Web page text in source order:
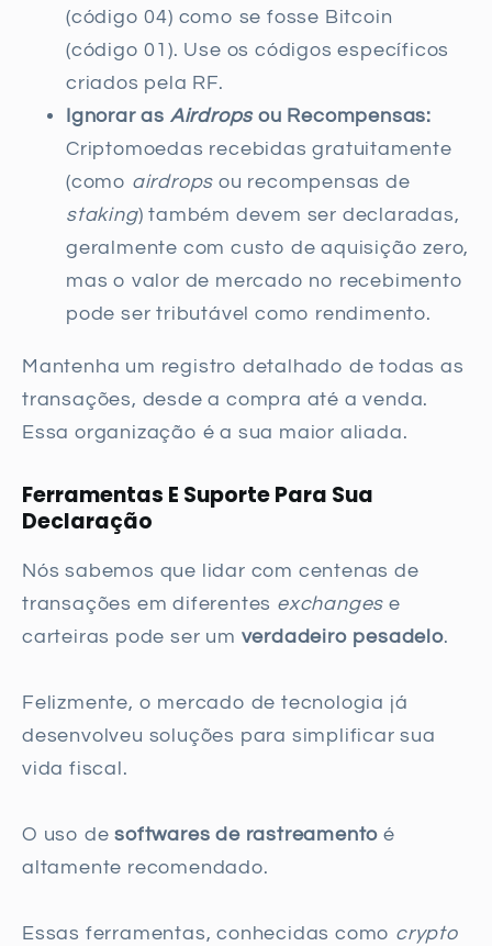
(código 04) como se fosse Bitcoin
(código 01). Use os códigos específicos
criados pela RF.
Ignorar as Airdropsou Recompensas:
Criptomoedas recebidas gratuitamente
(como airdrops ou recompensas de
staking) também devem ser declaradas,
geralmente com custo de aquisição zero,
mas o valor de mercado no recebimento
pode ser tributável como rendimento.
Mantenha um registro detalhado de todas as
transações, desde a compra até a venda.
Essa organização é a sua maior aliada.
Ferramentas E Suporte Para Sua
Declaração
Nós sabemos que lidar com centenas de
transações em diferentes exchanges e
carteiras pode ser um verdadeiro pesadelo.
Felizmente, o mercado de tecnologia já
desenvolveu soluções para simplificar sua
vida fiscal.
O uso desoftwares de rastreamento é
altamente recomendado.
Essas ferramentas, conhecidas como crypto